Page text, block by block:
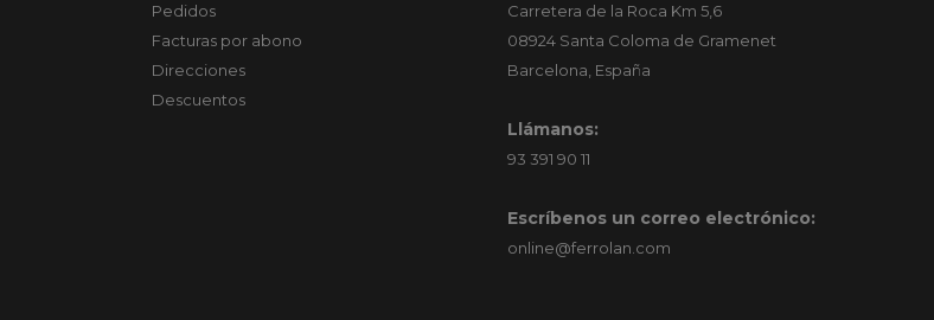
Pedidos
Facturas por abono
Direcciones
Descuentos
Carretera de la Roca Km 5,6
08924 Santa Coloma de Gramenet
Barcelona, España
Llámanos:
93 391 90 11
Escríbenos un correo electrónico:
online@ferrolan.com